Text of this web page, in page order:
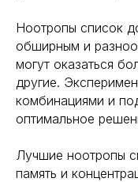
Ноотропы список
обширным и
могут оказаться
другие.
комбинациями и
оптимальное
Лучшие ноотропы
память и